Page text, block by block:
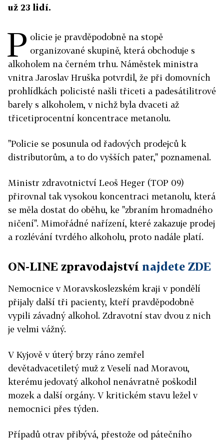
už 23 lidí.
P olicie je pravděpodobně na stopě
organizované skupině, která obchoduje s
alkoholem na černém trhu. Náměstek ministra
vnitra Jaroslav Hruška potvrdil, že při domovních
prohlídkách policisté našli třiceti a padesátilitrové
barely s alkoholem, v nichž byla dvaceti až
třicetiprocentní koncentrace metanolu.
"Policie se posunula od řadových prodejců k
distributorům, a to do vyšších pater," poznamenal.
Ministr zdravotnictví Leoš Heger (TOP 09)
přirovnal tak vysokou koncentraci metanolu, která
se měla dostat do oběhu, ke "zbraním hromadného
ničení". Mimořádné nařízení, které zakazuje prodej
a rozlévání tvrdého alkoholu, proto nadále platí.
ON-LINE zpravodajství najdete ZDE
Nemocnice v Moravskoslezském kraji v pondělí
přijaly další tři pacienty, kteří pravděpodobně
vypili závadný alkohol. Zdravotní stav dvou z nich
je velmi vážný.
V Kyjově v úterý brzy ráno zemřel
devětadvacetiletý muž z Veselí nad Moravou,
kterému jedovatý alkohol nenávratně poškodil
mozek a další orgány. V kritickém stavu ležel v
nemocnici přes týden.
Případů otrav přibývá, přestože od pátečního